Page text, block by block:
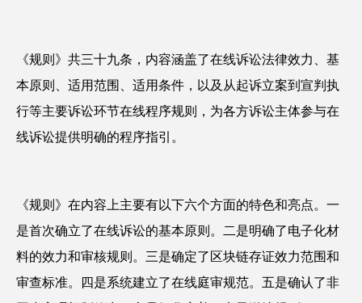
《规则》共三十九条，内容涵盖了在线诉讼法律效力、基
本原则、适用范围、适用条件，以及从起诉立案到宣判执
行等主要诉讼环节在线程序规则，为各方诉讼主体参与在
线诉讼提供明确的程序指引。
《规则》在内容上主要有以下六个方面的特色和亮点。一
是首次确立了在线诉讼的基本原则。二是明确了电子化材
料的效力和审核规则。三是确定了区块链存证效力范围和
审查标准。四是系统建立了在线庭审规范。五是确认了非